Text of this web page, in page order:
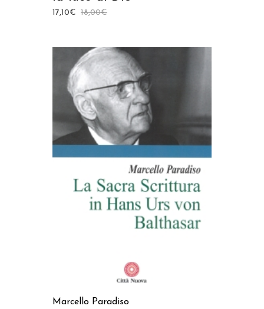
18,00€
17,10€
AGGIUNGI AL CARRELLO
Marcello Paradiso